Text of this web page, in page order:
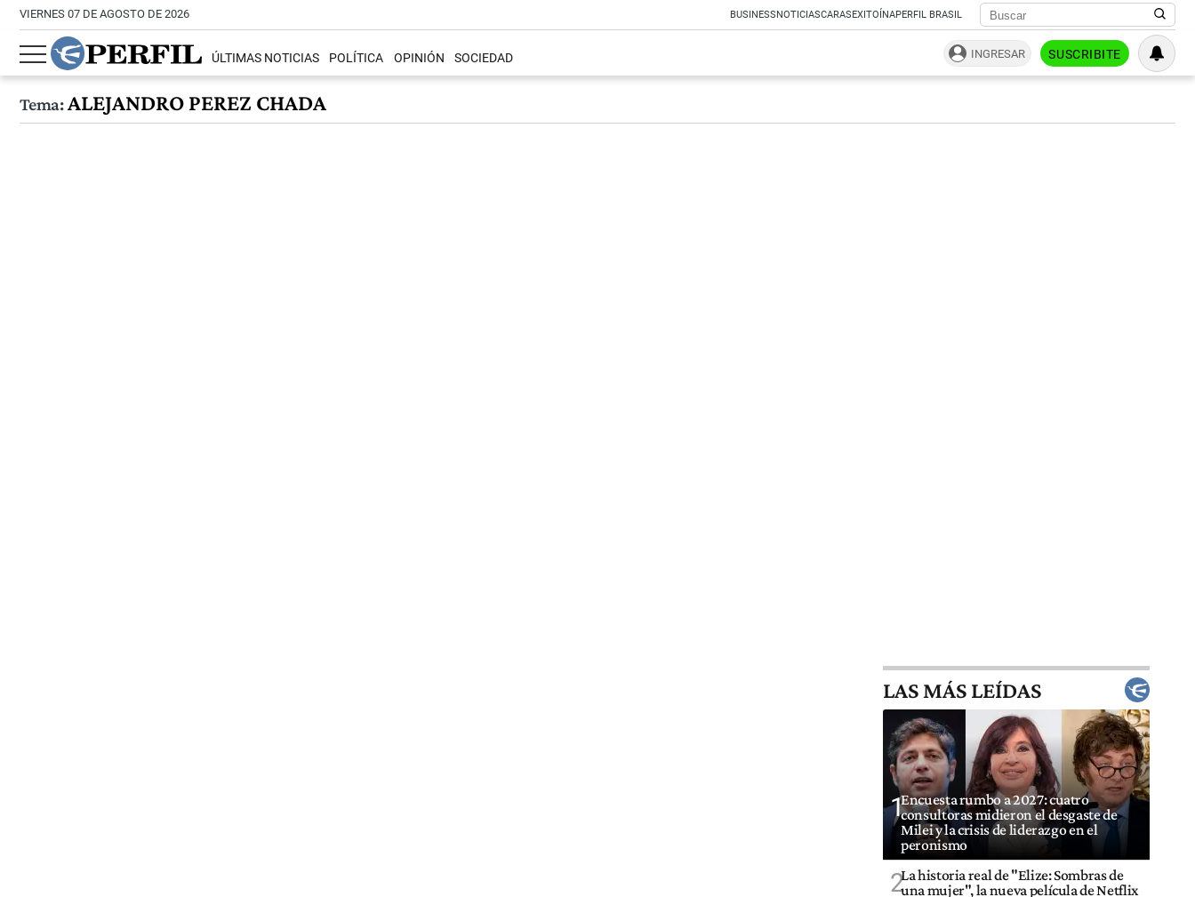
VIERNES 07 DE AGOSTO DE 2026 BUSINESSNOTICIASCARASEXITOÍNAPERFIL BRASIL
ÚLTIMAS NOTICIAS POLÍTICA OPINIÓN SOCIEDAD INGRESAR SUSCRIBITE
Tema:ALEJANDRO PEREZ CHADA
LAS MÁS LEÍDAS
1Encuesta rumbo a 2027: cuatro
consultoras midieron el desgaste de
Milei y la crisis de liderazgo en el
peronismo
2La historia real de "Elize: Sombras de
una mujer", la nueva película de Netflix